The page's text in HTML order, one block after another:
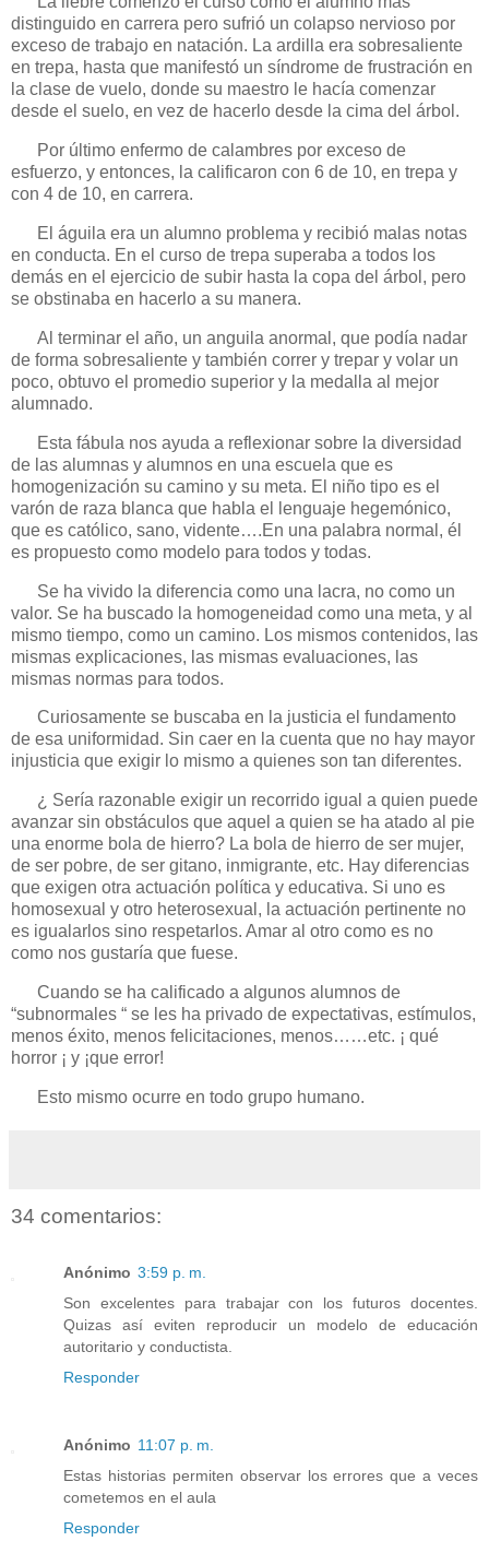
distinguido en carrera pero sufrió un colapso nervioso por
exceso de trabajo en natación. La ardilla era sobresaliente
en trepa, hasta que manifestó un síndrome de frustración en
la clase de vuelo, donde su maestro le hacía comenzar
desde el suelo, en vez de hacerlo desde la cima del árbol.
Por último enfermo de calambres por exceso de
esfuerzo, y entonces, la calificaron con 6 de 10, en trepa y
con 4 de 10, en carrera.
El águila era un alumno problema y recibió malas notas
en conducta. En el curso de trepa superaba a todos los
demás en el ejercicio de subir hasta la copa del árbol, pero
se obstinaba en hacerlo a su manera.
Al terminar el año, un anguila anormal, que podía nadar
de forma sobresaliente y también correr y trepar y volar un
poco, obtuvo el promedio superior y la medalla al mejor
alumnado.
Esta fábula nos ayuda a reflexionar sobre la diversidad
de las alumnas y alumnos en una escuela que es
homogenización su camino y su meta. El niño tipo es el
varón de raza blanca que habla el lenguaje hegemónico,
que es católico, sano, vidente….En una palabra normal, él
es propuesto como modelo para todos y todas.
Se ha vivido la diferencia como una lacra, no como un
valor. Se ha buscado la homogeneidad como una meta, y al
mismo tiempo, como un camino. Los mismos contenidos, las
mismas explicaciones, las mismas evaluaciones, las
mismas normas para todos.
Curiosamente se buscaba en la justicia el fundamento
de esa uniformidad. Sin caer en la cuenta que no hay mayor
injusticia que exigir lo mismo a quienes son tan diferentes.
¿ Sería razonable exigir un recorrido igual a quien puede
avanzar sin obstáculos que aquel a quien se ha atado al pie
una enorme bola de hierro? La bola de hierro de ser mujer,
de ser pobre, de ser gitano, inmigrante, etc. Hay diferencias
que exigen otra actuación política y educativa. Si uno es
homosexual y otro heterosexual, la actuación pertinente no
es igualarlos sino respetarlos. Amar al otro como es no
como nos gustaría que fuese.
Cuando se ha calificado a algunos alumnos de
“subnormales “ se les ha privado de expectativas, estímulos,
menos éxito, menos felicitaciones, menos……etc. ¡ qué
horror ¡ y ¡que error!
Esto mismo ocurre en todo grupo humano.
34 comentarios:
Anónimo 3:59 p. m.
Son excelentes para trabajar con los futuros docentes.
Quizas así eviten reproducir un modelo de educación
autoritario y conductista.
Responder
Anónimo 11:07 p. m.
Estas historias permiten observar los errores que a veces
cometemos en el aula
Responder